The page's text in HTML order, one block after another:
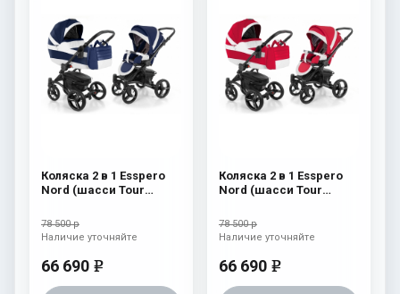
Коляска 2 в 1 Esspero
Nord (шасси Tour
78 500 р
66 690 e
Наличие уточняйте
Коляска 2 в 1 Esspero
Nord (шасси Tour
78 500 р
66 690 e
Наличие уточняйте